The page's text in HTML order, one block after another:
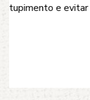
modernos e
serviço limpo,